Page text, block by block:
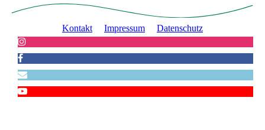
Kontakt Impressum Datenschutz